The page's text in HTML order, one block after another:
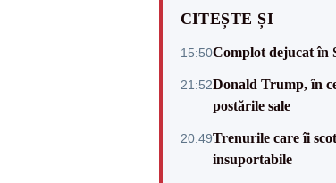
CITEȘTE ȘI
15:50Complot dejucat în
21:52Donald Trump, în
postările sale
20:49Trenurile care îi
insuportabile